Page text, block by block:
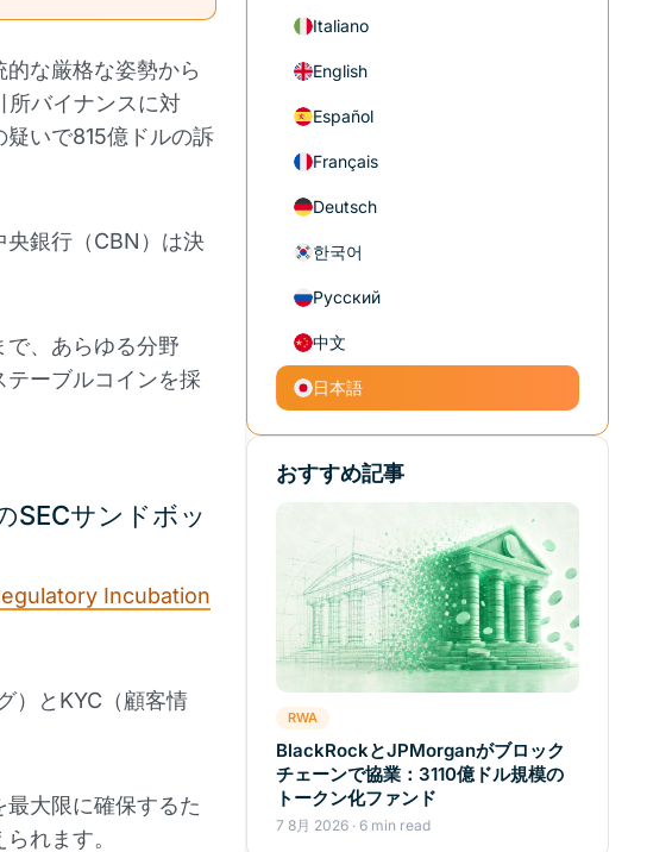
な厳格な姿勢から
バイナンスに対
いで815億ドルの訴
央銀行（CBN）は決
、あらゆる分野
テーブルコインを採
SECサンドボッ
Incubation
）とKYC（顧客情
大限に確保するた
れます。
Italiano
English
Español
Français
Deutsch
한국어
Русский
中文
日本語
おすすめ記事
RWA
BlackRockとJPMorganがブロック
チェーンで協業：3110億ドル規模の
トークン化ファンド
7 8月 2026 · 6 min read